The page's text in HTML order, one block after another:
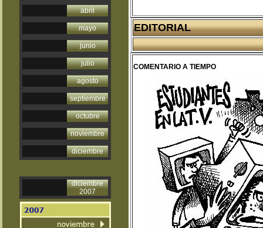
abril
mayo
junio
julio
agosto
septiembre
octubre
noviembre
diciembre
diciembre
2007
EDITORIAL
COMENTARIO A TIEMPO